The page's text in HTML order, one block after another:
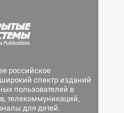
российское
спектр изданий
пользователей в
телекоммуникаций,
для детей.